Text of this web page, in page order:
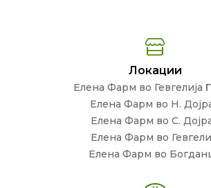
Локации
Елена Фарм во Гевгелија
Елена Фарм во Н.
Елена Фарм во С.
Елена Фарм во
Елена Фарм во